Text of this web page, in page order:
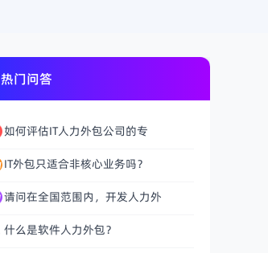
热门问答
如何评估IT人力外包公司的专
IT外包只适合非核心业务吗？
请问在全国范围内，开发人力外
什么是软件人力外包？